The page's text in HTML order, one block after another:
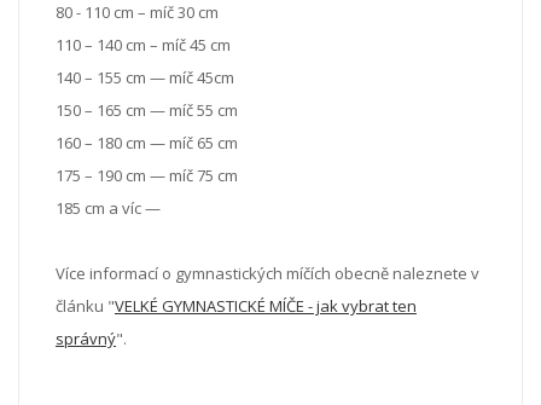
80 - 110 cm – míč 30 cm
110 – 140 cm – míč 45 cm
140 – 155 cm — míč 45cm
150 – 165 cm — míč 55 cm
160 – 180 cm — míč 65 cm
175 – 190 cm — míč 75 cm
185 cm a víc —
Více informací o gymnastických míčích obecně naleznete v
článku "VELKÉ GYMNASTICKÉ MÍČE - jak vybrat ten
správný".